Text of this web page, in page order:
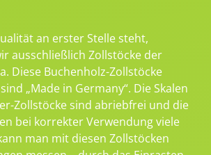
an erster Stelle steht,
ausschließlich Zollstöcke der
Diese Buchenholz-Zollstöcke
„Made in Germany“. Die Skalen
Zollstöcke sind abriebfrei und die
bei korrekter Verwendung viele
man mit diesen Zollstöcken